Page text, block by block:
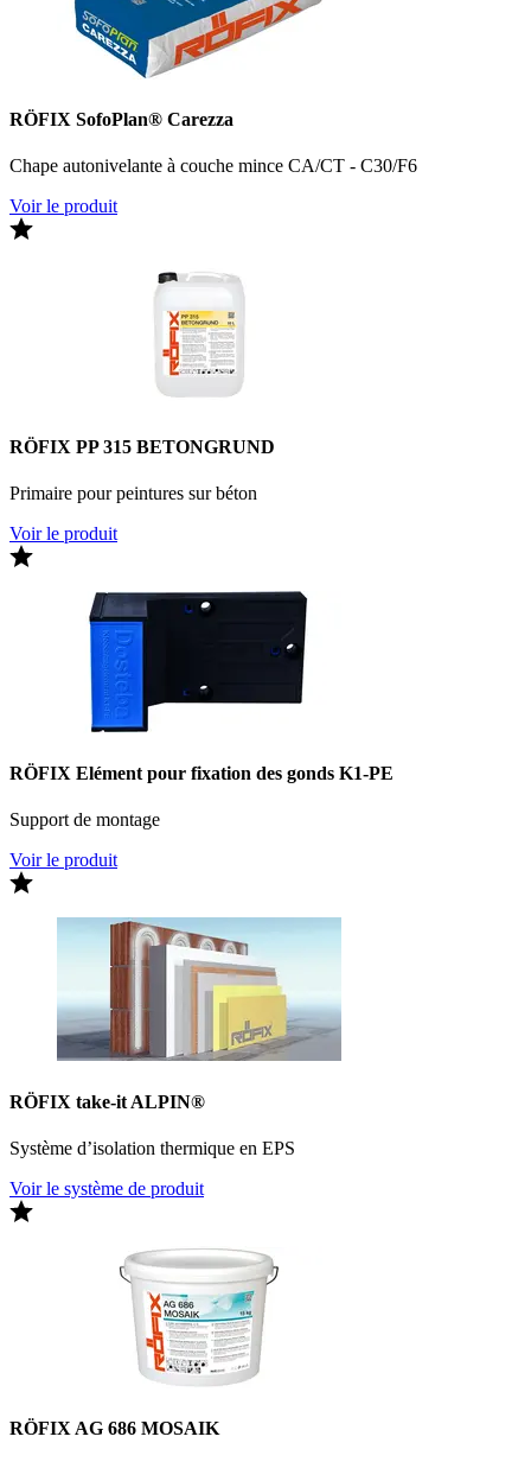
RÖFIX SofoPlan® Carezza
Chape autonivelante à couche mince CA/CT - C30/F6
Voir le produit
RÖFIX PP 315 BETONGRUND
Primaire pour peintures sur béton
Voir le produit
RÖFIX Elément pour fixation des gonds K1-PE
Support de montage
Voir le produit
RÖFIX take-it ALPIN®
Système d’isolation thermique en EPS
Voir le système de produit
RÖFIX AG 686 MOSAIK